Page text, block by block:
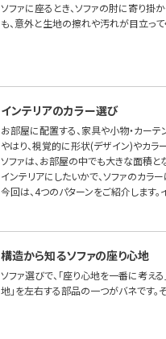
ソファに座るとき、ソファの肘に寄り掛
も、意外と生地の擦れや汚れが目立っ
インテリアのカラー選び
お部屋に配置する、家具や小物・カー
やはり、視覚的に形状(デザイン)やカラ
ソファは、お部屋の中でも大きな面積と
インテリアにしたいかで、ソファのカラー
今回は、4つのパターンをご紹介します
構造から知るソファの座り心地
ソファ選びで、「座り心地を一番に考え
地」を左右する部品の一つがバネです。